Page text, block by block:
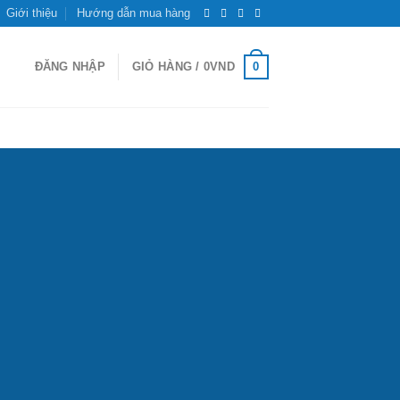
Giới thiệu Hướng dẫn mua hàng
ĐĂNG NHẬP GIỎ HÀNG / 0VND 0